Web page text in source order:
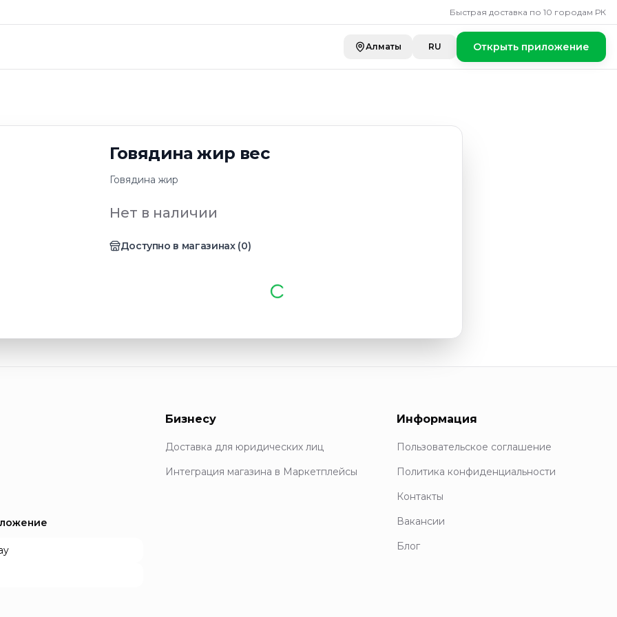
Быстрая доставка по 10 городам РК
Алматы RU Открыть приложение
Говядина жир вес
Говядина жир
Нет в наличии
Доступно в магазинах(0)
Бизнесу
Доставка для юридических лиц
Интеграция магазина в Маркетплейсы
Информация
Пользовательское соглашение
Политика конфиденциальности
Контакты
Вакансии
Блог